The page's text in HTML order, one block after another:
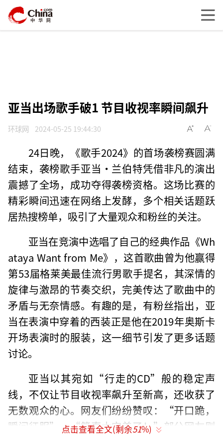
亚当出场歌手破1 节目收视率瞬间飙升
环球网 2024-05-25 19:44:30
24日晚，《歌手2024》的首场袭榜赛圆满
结束，袭榜歌手亚当·兰伯特凭借非凡的演出
震撼了全场，成功夺得袭榜资格。这场比赛的
精彩瞬间迅速在网络上发酵，多个相关话题跃
居热搜榜单，吸引了大量观众和粉丝的关注。
亚当在竞演中选唱了自己的经典作品《Wh
ataya Want from Me》，这首歌曲曾为他赢得
第53届格莱美最佳流行男歌手提名，其深情的
旋律与激昂的节奏交织，完美传达了歌曲中的
矛盾与无奈情感。有趣的是，有粉丝指出，亚
当在表演中穿着的西装正是他在2019年奥斯卡
开场表演时的服装，这一细节引发了更多话题
讨论。
亚当以其宛如“行走的CD”般的稳定声
线，不仅让节目收视率飙升至新高，还收获了
无数观众的心。网友们纷纷赞叹：“开口跪，
瞬间征服”，“简直太完美了！”部分网友则
点击查看全文(剩余51%)